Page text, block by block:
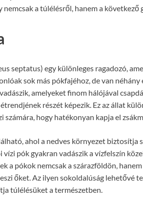
a túlélésről, hanem a következő
septatus) egy különleges ragadozó,
sok más pókfajéhoz, de van
amelyeket finom hálójával
részét képezik. Ez az állat
számára, hogy hatékonyan kapja el
ahol a nedves környezet biztosítja
pók gyakran vadászik a vízfelszín
a pókok nemcsak a szárazföldön,
őket. Az ilyen sokoldalúság lehetővé
túlélésüket a természetben.